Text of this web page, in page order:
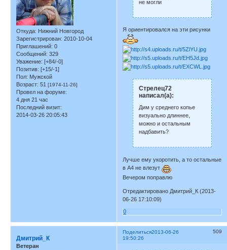
Откуда: Нижний Новгород
Зарегистрирован: 2010-10-04
Приглашений: 0
Сообщений: 329
Уважение: [+84/-0]
Позитив: [+15/-1]
Пол: Мужской
Возраст: 51 [1974-11-26]
Провел на форуме:
4 дня 21 час
Последний визит:
2014-03-26 20:05:43
не могли
Я ориентировался на эти рисунки
Стрелец72
написал(а):
Дим у среднего копье
визуально длиннее,
можно и остальным
надбавить?
Лучше ему укоротить, а то остальные
в А4 не влезут
Вечером поправлю
Отредактировано Дмитрий_К (2013-
06-26 17:10:09)
0
Поделиться 509
2013-06-26
19:50:26
Дмитрий_К
Ветеран